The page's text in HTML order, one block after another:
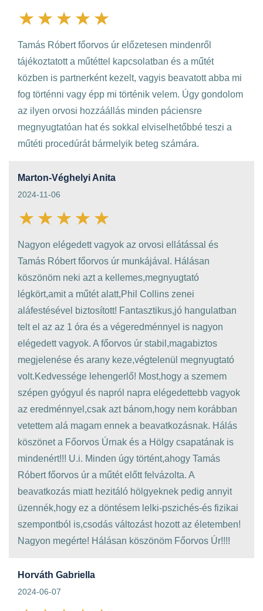
Tamás Róbert főorvos úr előzetesen mindenről
tájékoztatott a műtéttel kapcsolatban és a műtét
közben is partnerként kezelt, vagyis beavatott abba mi
fog történni vagy épp mi történik velem. Úgy gondolom
az ilyen orvosi hozzáállás minden páciensre
megnyugtatóan hat és sokkal elviselhetőbbé teszi a
műtéti procedúrát bármelyik beteg számára.
Marton-Véghelyi Anita
2024-11-06
Nagyon elégedett vagyok az orvosi ellátással és
Tamás Róbert főorvos úr munkájával. Hálásan
köszönöm neki azt a kellemes,megnyugtató
légkört,amit a műtét alatt,Phil Collins zenei
aláfestésével biztosított! Fantasztikus,jó hangulatban
telt el az az 1 óra és a végeredménnyel is nagyon
elégedett vagyok. A főorvos úr stabil,magabiztos
megjelenése és arany keze,végtelenül megnyugtató
volt.Kedvessége lehengerlő! Most,hogy a szemem
szépen gyógyul és napról napra elégedettebb vagyok
az eredménnyel,csak azt bánom,hogy nem korábban
vetettem alá magam ennek a beavatkozásnak. Hálás
köszönet a Főorvos Úrnak és a Hölgy csapatának is
mindenért!!! U.i. Minden úgy történt,ahogy Tamás
Róbert főorvos úr a műtét előtt felvázolta. A
beavatkozás miatt hezitáló hölgyeknek pedig annyit
üzennék,hogy ez a döntésem lelki-pszichés-és fizikai
szempontból is,csodás változást hozott az életemben!
Nagyon megérte! Hálásan köszönöm Főorvos Úr!!!!
Horváth Gabriella
2024-06-07